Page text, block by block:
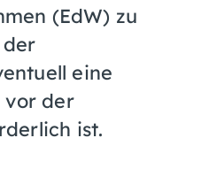
(EdW) zu
eine
vor der
ist.